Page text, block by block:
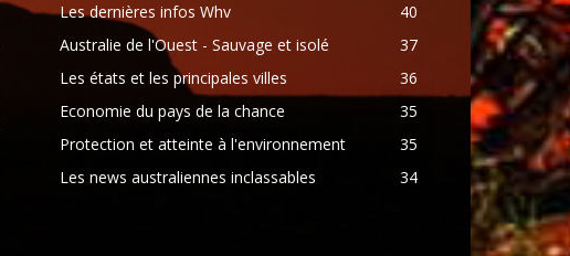
Les dernières infos Whv
40
Australie de l'Ouest - Sauvage et isolé
37
Les états et les principales villes
36
Economie du pays de la chance
35
Protection et atteinte à l'environnement
35
Les news australiennes inclassables
34